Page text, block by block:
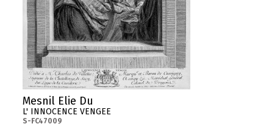
Mesnil Elie Du
L' INNOCENCE VENGEE
S-FC47009